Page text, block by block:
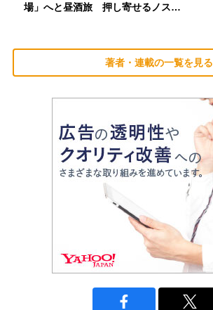
場」へと昼酒旅 押し寄せるノス…
著者・連載の一覧を見る